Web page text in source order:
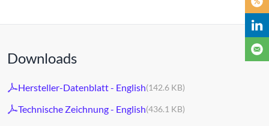
Downloads
Hersteller-Datenblatt - English(142.6 KB)
Technische Zeichnung - English(436.1 KB)